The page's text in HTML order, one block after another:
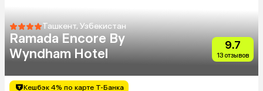
Ташкент, Узбекистан
Ramada Encore By
Wyndham Hotel
9.7
13 отзывов
Кешбэк 4% по карте Т-Банка